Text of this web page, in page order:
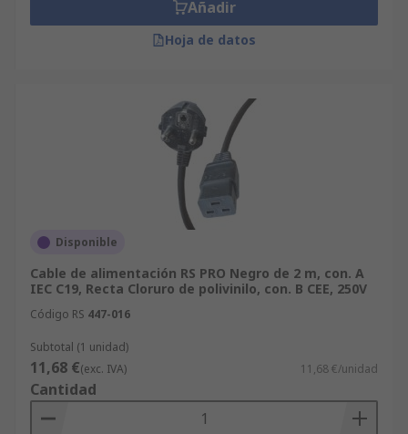
Añadir
Hoja de datos
Disponible
Cable de alimentación RS PRO Negro de 2 m, con. A
IEC C19, Recta Cloruro de polivinilo, con. B CEE, 250V
Código RS 447-016
Subtotal (1 unidad)
11,68 €(exc. IVA) 11,68 €/unidad
Cantidad